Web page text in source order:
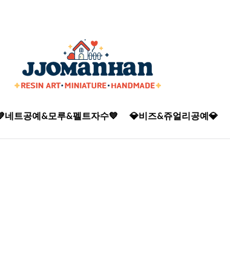
네트공예&모루&펠트자수💙 💎비즈&쥬얼리공예💎